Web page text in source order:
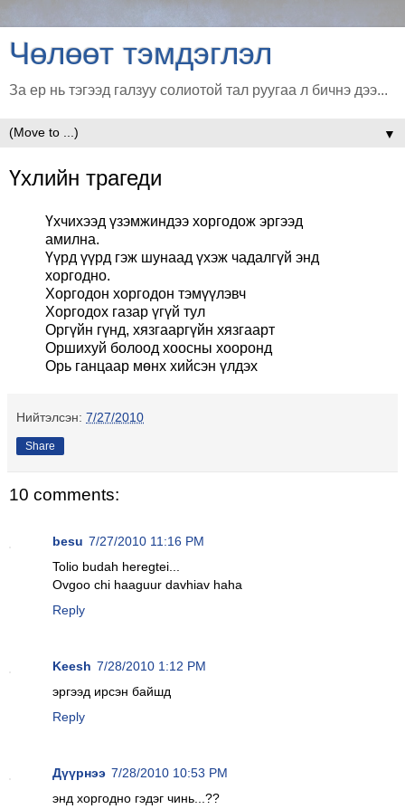
Чөлөөт тэмдэглэл
За ер нь тэгээд галзуу солиотой тал руугаа л бичнэ дээ...
▼
Үхлийн трагеди
Үхчихээд үзэмжиндээ хоргодож эргээд
амилна.
Үүрд үүрд гэж шунаад үхэж чадалгүй энд
хоргодно.
Хоргодон хоргодон тэмүүлэвч
Хоргодох газар үгүй тул
Оргүйн гүнд, хязгааргүйн хязгаарт
Оршихуй болоод хоосны хооронд
Орь ганцаар мөнх хийсэн үлдэх
Нийтэлсэн: 7/27/2010
Share
10 comments:
besu 7/27/2010 11:16 PM
Tolio budah heregtei...
Ovgoo chi haaguur davhiav haha
Reply
Keesh 7/28/2010 1:12 PM
эргээд ирсэн байшд
Reply
Дүүрнээ 7/28/2010 10:53 PM
энд хоргодно гэдэг чинь...??